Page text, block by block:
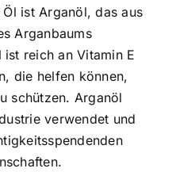
ist Arganöl, das aus
Arganbaums
reich an Vitamin E
die helfen können,
schützen. Arganöl
verwendet und